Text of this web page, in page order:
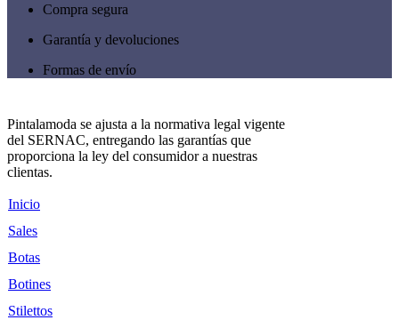
en
la
página
de
producto
Compra segura
Garantía y devoluciones
Formas de envío
Pintalamoda se ajusta a la normativa legal vigente
del SERNAC, entregando las garantías que
proporciona la ley del consumidor a nuestras
clientas.
Inicio
Sales
Botas
Botines
Stilettos